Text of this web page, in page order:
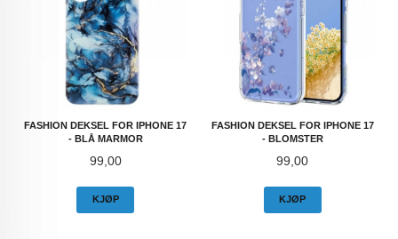
FASHION DEKSEL FOR IPHONE 17
- BLÅ MARMOR
Pris
99,00
KJØP
FASHION DEKSEL FOR IPHONE 17
- BLOMSTER
Pris
99,00
KJØP